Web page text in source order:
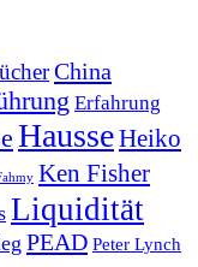
China
Erfahrung
HausseHeiko
Ken Fisher
Liquidität
PEAD Peter Lynch